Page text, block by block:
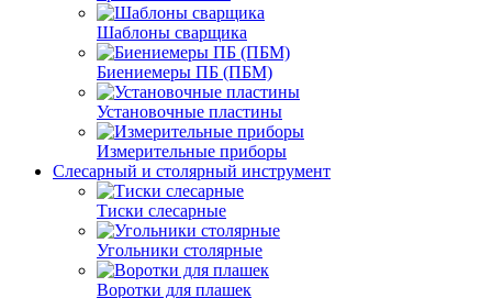
Шаблоны сварщика
Биениемеры ПБ (ПБМ)
Установочные пластины
Измерительные приборы
Слесарный и столярный инструмент
Тиски слесарные
Угольники столярные
Воротки для плашек